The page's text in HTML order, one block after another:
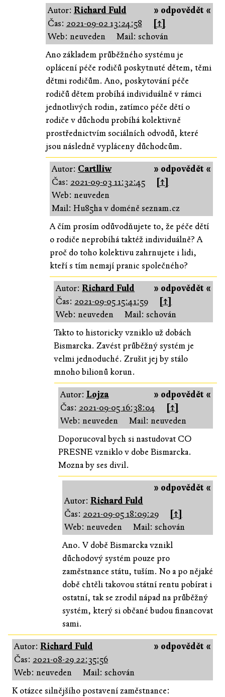
» odpovědět «
Autor: Richard Fuld
Čas: 2021-09-02 13:24:58
[↑]
Web: neuveden
Mail: schován
Ano základem průběžného systému je
oplácení péče rodičů poskytnuté dětem, těmi
dětmi rodičům. Ano, poskytování péče
rodičů dětem probíhá individuálně v rámci
jednotlivých rodin, zatímco péče dětí o
rodiče v důchodu probíhá kolektivně
prostřednictvím sociálních odvodů, které
jsou následně vypláceny důchodcům.
» odpovědět «
Autor: Cartlliw
Čas: 2021-09-03 11:32:45
[↑]
Web: neuveden
Mail: Hu85ha v doméně seznam.cz
A čím prosím odůvodňujete to, že péče dětí
o rodiče neprobíhá taktéž individuálně? A
proč do toho kolektivu zahrnujete i lidi,
kteří s tím nemají pranic společného?
» odpovědět «
Autor:Richard Fuld
Čas: 2021-09-05 15:41:59
[↑]
Web: neuveden
Mail: schován
Takto to historicky vzniklo už dobách
Bismarcka. Zavést průběžný systém je
velmi jednoduché. Zrušit jej by stálo
mnoho bilionů korun.
» odpovědět «
Autor: Lojza
Čas: 2021-09-05 16:38:04
[↑]
Web: neuveden
Mail: neuveden
Doporucoval bych si nastudovat CO
PRESNE vzniklo v dobe Bismarcka.
Mozna by ses divil.
» odpovědět «
Autor: Richard Fuld
Čas: 2021-09-05 18:09:29
[↑]
Web: neuveden
Mail: schován
Ano. V době Bismarcka vznikl
důchodový systém pouze pro
zaměstnance státu, tuším. No a po nějaké
době chtěli takovou státní rentu pobírat i
ostatní, tak se zrodil nápad na průběžný
systém, který si občané budou financovat
sami.
» odpovědět «
Autor: Richard Fuld
Čas: 2021-08-29 22:35:56
Web: neuveden
Mail: schován
K otázce silnějšího postavení zaměstnance: